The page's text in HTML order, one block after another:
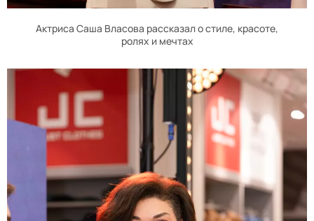
Актриса Саша Власова рассказал о стиле, красоте,
ролях и мечтах